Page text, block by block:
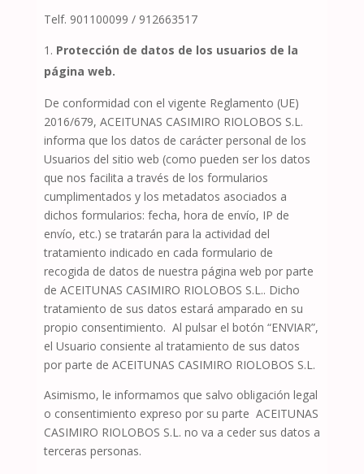
Telf. 901100099 / 912663517
Protección de datos de los usuarios de la
página web.
De conformidad con el vigente Reglamento (UE)
2016/679, ACEITUNAS CASIMIRO RIOLOBOS S.L.
informa que los datos de carácter personal de los
Usuarios del sitio web (como pueden ser los datos
que nos facilita a través de los formularios
cumplimentados y los metadatos asociados a
dichos formularios: fecha, hora de envío, IP de
envío, etc.) se tratarán para la actividad del
tratamiento indicado en cada formulario de
recogida de datos de nuestra página web por parte
de ACEITUNAS CASIMIRO RIOLOBOS S.L.. Dicho
tratamiento de sus datos estará amparado en su
propio consentimiento. Al pulsar el botón “ENVIAR”,
el Usuario consiente al tratamiento de sus datos
por parte de ACEITUNAS CASIMIRO RIOLOBOS S.L.
Asimismo, le informamos que salvo obligación legal
o consentimiento expreso por su parte ACEITUNAS
CASIMIRO RIOLOBOS S.L. no va a ceder sus datos a
terceras personas.